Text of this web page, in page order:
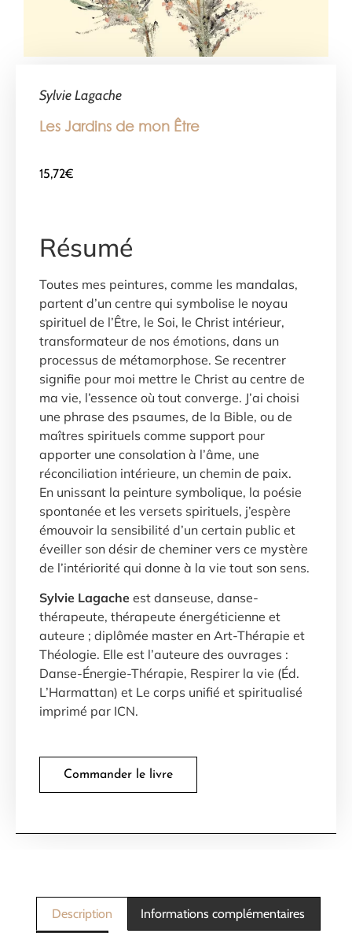
Sylvie Lagache
Les Jardins de mon Être
15,72€
Résumé
Toutes mes peintures, comme les mandalas,
partent d’un centre qui symbolise le noyau
spirituel de l’Être, le Soi, le Christ intérieur,
transformateur de nos émotions, dans un
processus de métamorphose. Se recentrer
signifie pour moi mettre le Christ au centre de
ma vie, l’essence où tout converge. J’ai choisi
une phrase des psaumes, de la Bible, ou de
maîtres spirituels comme support pour
apporter une consolation à l’âme, une
réconciliation intérieure, un chemin de paix.
En unissant la peinture symbolique, la poésie
spontanée et les versets spirituels, j’espère
émouvoir la sensibilité d’un certain public et
éveiller son désir de cheminer vers ce mystère
de l’intériorité qui donne à la vie tout son sens.
Sylvie Lagache est danseuse, danse-
thérapeute, thérapeute énergéticienne et
auteure ; diplômée master en Art-Thérapie et
Théologie. Elle est l’auteure des ouvrages :
Danse-Énergie-Thérapie, Respirer la vie (Éd.
L’Harmattan) et Le corps unifié et spiritualisé
imprimé par ICN.
Commander le livre
Description Informations complémentaires